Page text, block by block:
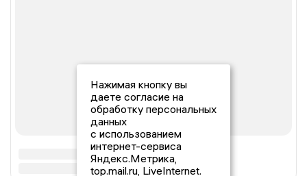
Нажимая кнопку вы
даете согласие на
обработку персональных
данных
с использованием
интернет-сервиса
Яндекс.Метрика,
top.mail.ru, LiveInternet.